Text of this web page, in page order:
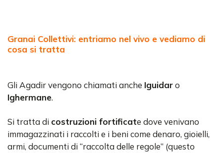
Granai Collettivi: entriamo nel vivo e vediamo di
cosa si tratta
Gli Agadir vengono chiamati anche Iguidaro
Ighermane.
Si tratta di costruzioni fortificate dove venivano
immagazzinati i raccolti e i beni come denaro, gioielli,
armi, documenti di “raccolta delle regole” (questo